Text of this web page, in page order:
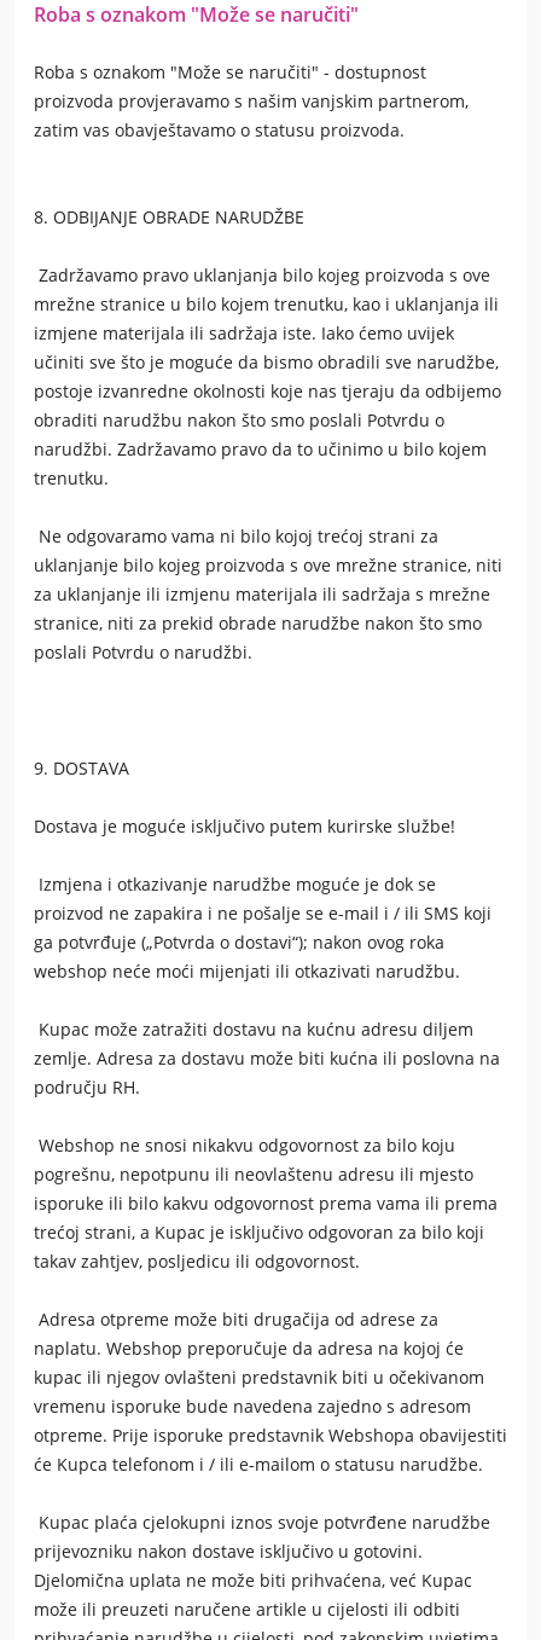
Roba s oznakom "Može se naručiti"
Roba s oznakom "Može se naručiti" - dostupnost
proizvoda provjeravamo s našim vanjskim partnerom,
zatim vas obavještavamo o statusu proizvoda.
8. ODBIJANJE OBRADE NARUDŽBE
Zadržavamo pravo uklanjanja bilo kojeg proizvoda s ove
mrežne stranice u bilo kojem trenutku, kao i uklanjanja ili
izmjene materijala ili sadržaja iste. Iako ćemo uvijek
učiniti sve što je moguće da bismo obradili sve narudžbe,
postoje izvanredne okolnosti koje nas tjeraju da odbijemo
obraditi narudžbu nakon što smo poslali Potvrdu o
narudžbi. Zadržavamo pravo da to učinimo u bilo kojem
trenutku.
Ne odgovaramo vama ni bilo kojoj trećoj strani za
uklanjanje bilo kojeg proizvoda s ove mrežne stranice, niti
za uklanjanje ili izmjenu materijala ili sadržaja s mrežne
stranice, niti za prekid obrade narudžbe nakon što smo
poslali Potvrdu o narudžbi.
9. DOSTAVA
Dostava je moguće isključivo putem kurirske službe!
Izmjena i otkazivanje narudžbe moguće je dok se
proizvod ne zapakira i ne pošalje se e-mail i / ili SMS koji
ga potvrđuje („Potvrda o dostavi“); nakon ovog roka
webshop neće moći mijenjati ili otkazivati ​​narudžbu.
Kupac može zatražiti dostavu na kućnu adresu diljem
zemlje. Adresa za dostavu može biti kućna ili poslovna na
području RH.
Webshop ne snosi nikakvu odgovornost za bilo koju
pogrešnu, nepotpunu ili neovlaštenu adresu ili mjesto
isporuke ili bilo kakvu odgovornost prema vama ili prema
trećoj strani, a Kupac je isključivo odgovoran za bilo koji
takav zahtjev, posljedicu ili odgovornost.
Adresa otpreme može biti drugačija od adrese za
naplatu. Webshop preporučuje da adresa na kojoj će
kupac ili njegov ovlašteni predstavnik biti u očekivanom
vremenu isporuke bude navedena zajedno s adresom
otpreme. Prije isporuke predstavnik Webshopa obavijestiti
će Kupca telefonom i / ili e-mailom o statusu narudžbe.
Kupac plaća cjelokupni iznos svoje potvrđene narudžbe
prijevozniku nakon dostave isključivo u gotovini.
Djelomična uplata ne može biti prihvaćena, već Kupac
može ili preuzeti naručene artikle u cijelosti ili odbiti